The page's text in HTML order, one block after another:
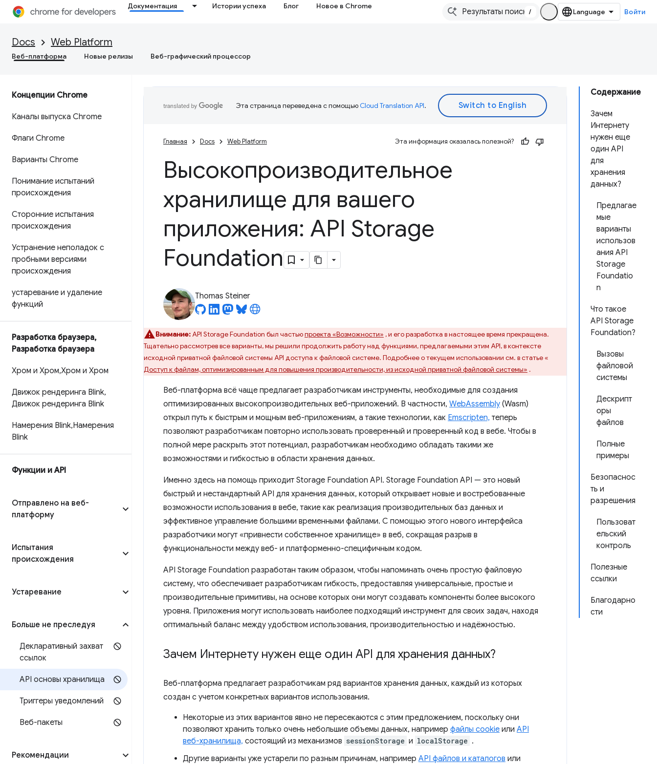
Документация Истории успеха Блог Новое в Chrome
/ Войти
Docs Web Platform
Веб-платформа Новые релизы Веб-графический процессор
Концепции Chrome
Каналы выпуска Chrome
Флаги Chrome
Варианты Chrome
Понимание испытаний
происхождения
Сторонние испытания
происхождения
Устранение неполадок с
пробными версиями
происхождения
устаревание и удаление
функций
Разработка браузера,
Разработка браузера
Хром и Хром,Хром и Хром
Движок рендеринга Blink,
Движок рендеринга Blink
Намерения Blink,Намерения
Blink
Функции и API
Отправлено на веб-
платформу
Испытания
происхождения
Устаревание
Больше не преследуя
Декларативный захват
ссылок
API основы хранилища
Триггеры уведомлений
Веб-пакеты
Рекомендации
Содержание
Зачем
Интернету
нужен еще
один API
для
хранения
данных?
Предлагае
мые
варианты
использов
ания API
Storage
Foundatio
n
Что такое
API Storage
Foundation?
Вызовы
файловой
системы
Дескрипт
оры
файлов
Полные
примеры
Безопаснос
ть и
разрешения
Пользоват
ельский
контроль
Полезные
ссылки
Благодарно
сти
Эта страница переведена с помощьюCloud Translation API.
Главная Docs Web Platform Эта информация оказалась полезной?
Высокопроизводительное
хранилище для вашего
приложения: API Storage
Foundation
Thomas Steiner
Внимание:API Storage Foundation был частьюпроекта «Возможности» , и его разработка в настоящее время прекращена.
Тщательно рассмотрев все варианты, мы решили продолжить работу над функциями, предлагаемыми этим API, в контексте
исходной приватной файловой системы API доступа к файловой системе. Подробнее о текущем использовании см. в статье «
Доступ к файлам, оптимизированным для повышения производительности, из исходной приватной файловой системы» .
Веб-платформа всё чаще предлагает разработчикам инструменты, необходимые для создания
оптимизированных высокопроизводительных веб-приложений. В частности, WebAssembly (Wasm)
открыл путь к быстрым и мощным веб-приложениям, а такие технологии, как Emscripten, теперь
позволяют разработчикам повторно использовать проверенный и проверенный код в вебе. Чтобы в
полной мере раскрыть этот потенциал, разработчикам необходимо обладать такими же
возможностями и гибкостью в области хранения данных.
Именно здесь на помощь приходит Storage Foundation API. Storage Foundation API — это новый
быстрый и нестандартный API для хранения данных, который открывает новые и востребованные
возможности использования в вебе, такие как реализация производительных баз данных и
эффективное управление большими временными файлами. С помощью этого нового интерфейса
разработчики могут «привнести собственное хранилище» в веб, сокращая разрыв в
функциональности между веб- и платформенно-специфичным кодом.
API Storage Foundation разработан таким образом, чтобы напоминать очень простую файловую
систему, что обеспечивает разработчикам гибкость, предоставляя универсальные, простые и
производительные примитивы, на основе которых они могут создавать компоненты более высокого
уровня. Приложения могут использовать наиболее подходящий инструмент для своих задач, находя
оптимальный баланс между удобством использования, производительностью и надёжностью.
Зачем Интернету нужен еще один API для хранения данных?
Веб-платформа предлагает разработчикам ряд вариантов хранения данных, каждый из которых
создан с учетом конкретных вариантов использования.
Некоторые из этих вариантов явно не пересекаются с этим предложением, поскольку они
позволяют хранить только очень небольшие объемы данных, например файлы cookie или API
веб-хранилища, состоящий из механизмов sessionStorage и localStorage .
Другие варианты уже устарели по разным причинам, например API файлов и каталогов или